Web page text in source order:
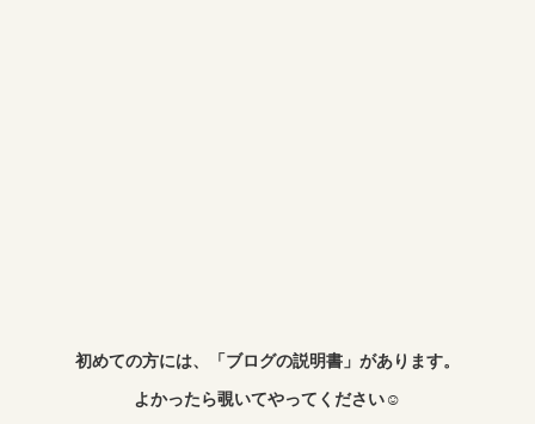
初めての方には、「ブログの説明書」があります。
よかったら覗いてやってください☺︎